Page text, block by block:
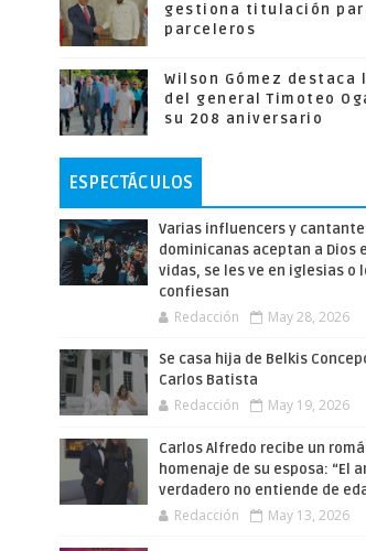
gestiona titulación
parceleros
Wilson Gómez destaca
del general Timoteo
su 208 aniversario
ESPECTÁCULOS
Varias influencers y
dominicanas aceptan a Dios
vidas, se les ve en iglesias o
confiesan
Redacción May 28, 2026
Se casa hija de Belkis
Carlos Batista
Redacción May 19, 2026
Carlos Alfredo recibe un
homenaje de su esposa: “El
verdadero no entiende de
Redacción May 13, 2026